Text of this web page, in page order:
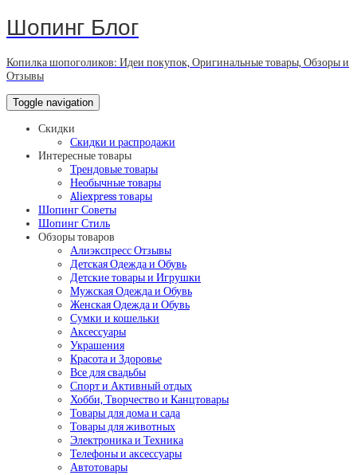
Шопинг Блог
Копилка шопоголиков: Идеи покупок, Оригинальные товары, Обзоры и
Отзывы
Toggle navigation
Скидки
Скидки и распродажи
Интересные товары
Трендовые товары
Необычные товары
Aliexpress товары
Шопинг Советы
Шопинг Стиль
Обзоры товаров
Алиэкспресс Отзывы
Детская Одежда и Обувь
Детские товары и Игрушки
Мужская Одежда и Обувь
Женская Одежда и Обувь
Сумки и кошельки
Аксессуары
Украшения
Красота и Здоровье
Все для свадьбы
Спорт и Активный отдых
Хобби, Творчество и Канцтовары
Товары для дома и сада
Товары для животных
Электроника и Техника
Телефоны и аксессуары
Автотовары